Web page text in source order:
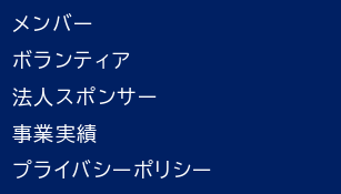
メンバー
ボランティア
法人スポンサー
事業実績
プライバシーポリシー